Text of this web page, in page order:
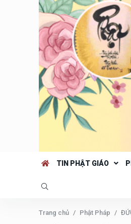
TIN PHẬT GIÁO
Trang chủ Phật Pháp